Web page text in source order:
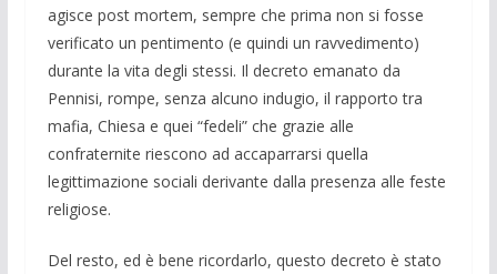
agisce post mortem, sempre che prima non si fosse
verificato un pentimento (e quindi un ravvedimento)
durante la vita degli stessi. Il decreto emanato da
Pennisi, rompe, senza alcuno indugio, il rapporto tra
mafia, Chiesa e quei “fedeli” che grazie alle
confraternite riescono ad accaparrarsi quella
legittimazione sociali derivante dalla presenza alle feste
religiose.
Del resto, ed è bene ricordarlo, questo decreto è stato